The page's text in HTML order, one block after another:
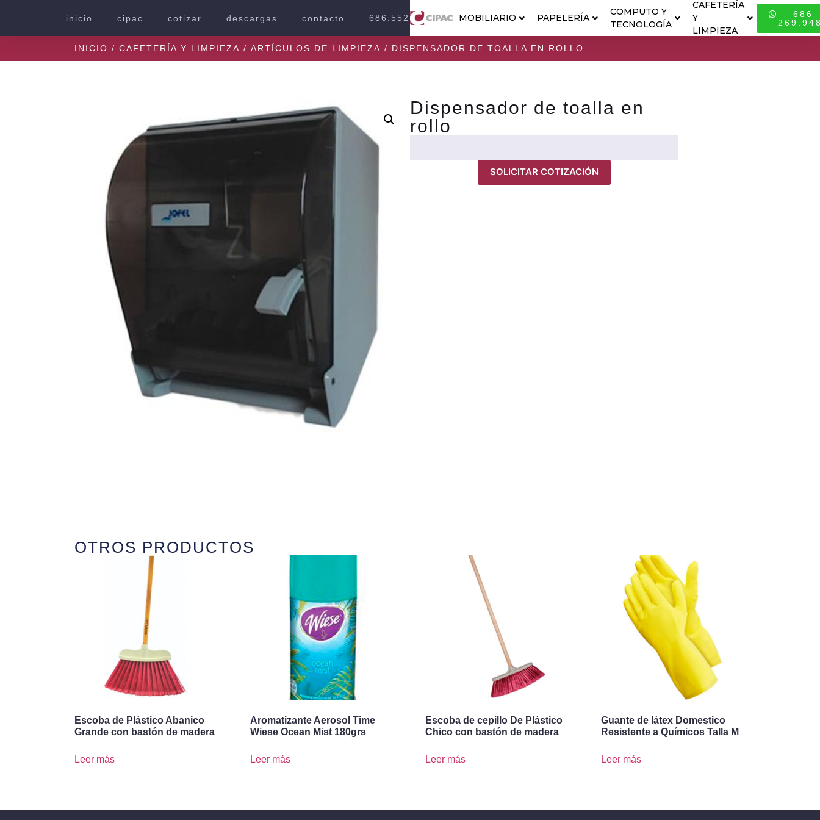
inicio cipac cotizar descargas contacto 686.552.2100 MOBILIARIO PAPELERÍA
COMPUTO Y
TECNOLOGÍA
CAFETERÍA
Y
LIMPIEZA
686
INICIO / CAFETERÍA Y LIMPIEZA / ARTÍCULOS DE LIMPIEZA / DISPENSADOR DE TOALLA EN ROLLO
Dispensador de toalla en
rollo
SOLICITAR COTIZACIÓN
OTROS PRODUCTOS
Escoba de Plástico Abanico
Grande con bastón de madera
Leer más
Aromatizante Aerosol Time
Wiese Ocean Mist 180grs
Leer más
Escoba de cepillo De Plástico
Chico con bastón de madera
Leer más
Guante de látex Domestico
Resistente a Químicos Talla M
Leer más